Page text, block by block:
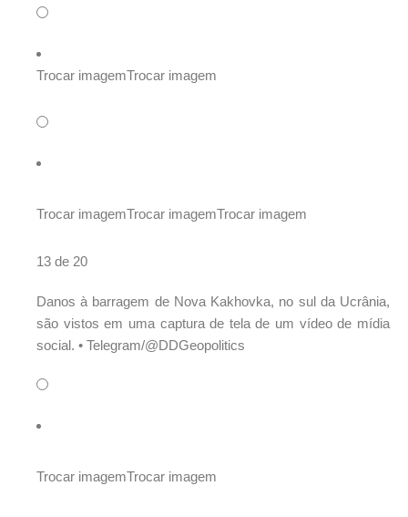
Trocar imagemTrocar imagem
Trocar imagemTrocar imagemTrocar imagem
13 de 20
Danos à barragem de Nova Kakhovka, no sul da Ucrânia,
são vistos em uma captura de tela de um vídeo de mídia
social. • Telegram/@DDGeopolitics
Trocar imagemTrocar imagem